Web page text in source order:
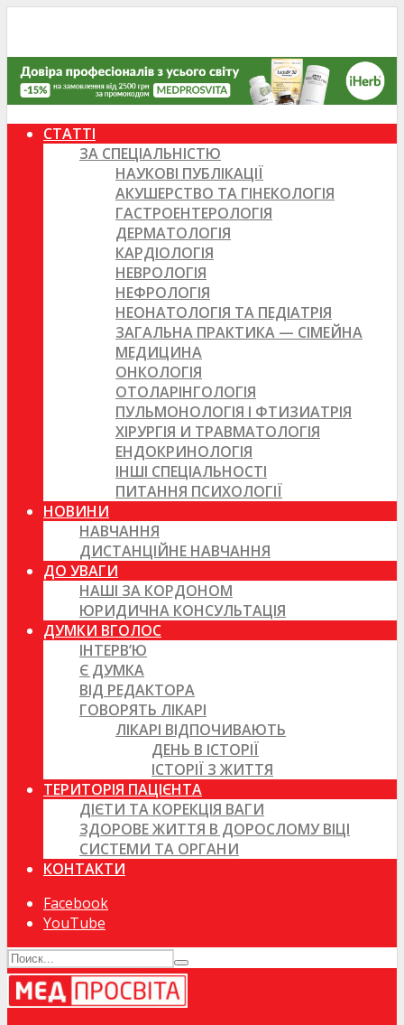
СТАТТІ
ЗА СПЕЦІАЛЬНІСТЮ
НАУКОВІ ПУБЛІКАЦІЇ
АКУШЕРСТВО ТА ГІНЕКОЛОГІЯ
ГАСТРОЕНТЕРОЛОГІЯ
ДЕРМАТОЛОГІЯ
КАРДІОЛОГІЯ
НЕВРОЛОГІЯ
НЕФРОЛОГІЯ
НЕОНАТОЛОГІЯ ТА ПЕДІАТРІЯ
ЗАГАЛЬНА ПРАКТИКА — СІМЕЙНА
МЕДИЦИНА
ОНКОЛОГІЯ
ОТОЛАРІНГОЛОГІЯ
ПУЛЬМОНОЛОГІЯ І ФТИЗИАТРІЯ
ХІРУРГІЯ И ТРАВМАТОЛОГІЯ
ЕНДОКРИНОЛОГІЯ
ІНШІ СПЕЦІАЛЬНОСТІ
ПИТАННЯ ПСИХОЛОГІЇ
НОВИНИ
НАВЧАННЯ
ДИСТАНЦІЙНЕ НАВЧАННЯ
ДО УВАГИ
НАШІ ЗА КОРДОНОМ
ЮРИДИЧНА КОНСУЛЬТАЦІЯ
ДУМКИ ВГОЛОС
ІНТЕРВ’Ю
Є ДУМКА
ВІД РЕДАКТОРА
ГОВОРЯТЬ ЛІКАРІ
ЛІКАРІ ВІДПОЧИВАЮТЬ
ДЕНЬ В ІСТОРІЇ
ІСТОРІЇ З ЖИТТЯ
ТЕРИТОРІЯ ПАЦІЄНТА
ДІЄТИ ТА КОРЕКЦІЯ ВАГИ
ЗДОРОВЕ ЖИТТЯ В ДОРОСЛОМУ ВІЦІ
СИСТЕМИ ТА ОРГАНИ
КОНТАКТИ
Facebook
YouTube